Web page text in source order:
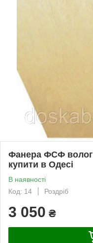
Фанера ФСФ
купити в Одесі
В наявності
Код: 14
Роздріб
3 050 ₴